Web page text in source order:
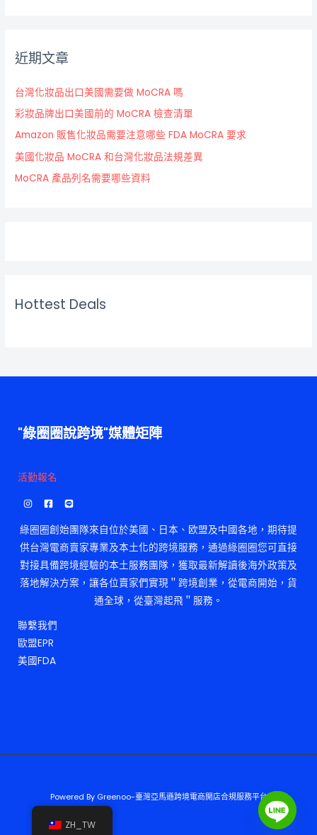
近期文章
台灣化妝品出口美國需要做 MoCRA 嗎
彩妝品牌出口美國前的 MoCRA 檢查清單
Amazon 販售化妝品需要注意哪些 FDA MoCRA 要求
美國化妝品 MoCRA 和台灣化妝品法規差異
MoCRA 產品列名需要哪些資料
Hottest Deals
"綠圈圈說跨境"媒體矩陣
活勤報名
綠圈圈創始團隊來自位於美國、日本、欧盟及中國各地，期待提
供台灣電商賣家專業及本土化的跨境服務，通過綠圈圈您可直接
對接具備跨境經驗的本土服務團隊，獲取最新解讀後海外政策及
落地解決方案，讓各位賣家們實現＂跨境創業，從電商開始，貨
通全球，從臺灣起飛＂服務。
聯繫我們
歐盟EPR
美國FDA
Powered By Greenoo-臺灣亞馬遜跨境電商開店合規服務平台
ZH_TW